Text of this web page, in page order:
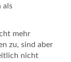
als
mehr
zu, sind aber
nicht